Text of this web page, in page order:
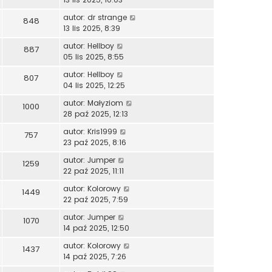
848 autor: dr strange
13 lis 2025, 8:39
887 autor: Hellboy
05 lis 2025, 8:55
807 autor: Hellboy
04 lis 2025, 12:25
1000 autor: Małyziom
28 paź 2025, 12:13
757 autor: Kris1999
23 paź 2025, 8:16
1259 autor: Jumper
22 paź 2025, 11:11
1449 autor: Kolorowy
22 paź 2025, 7:59
1070 autor: Jumper
14 paź 2025, 12:50
1437 autor: Kolorowy
14 paź 2025, 7:26